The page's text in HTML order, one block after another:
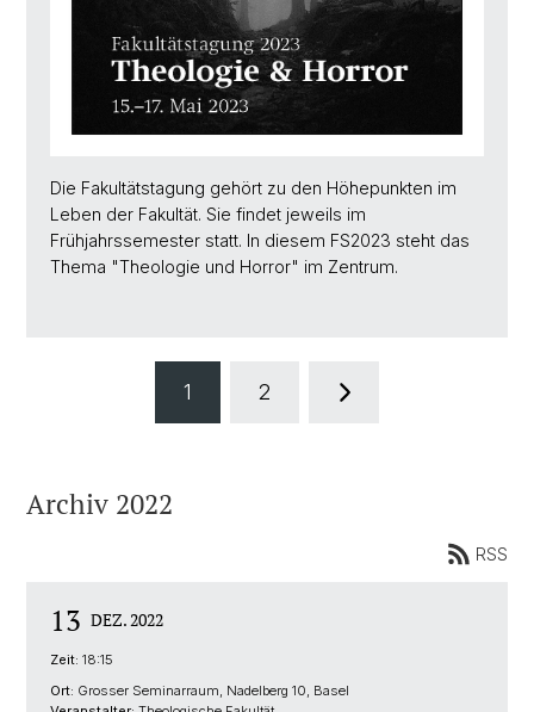
Die Fakultätstagung gehört zu den Höhepunkten im
Leben der Fakultät. Sie findet jeweils im
Frühjahrssemester statt. In diesem FS2023 steht das
Thema "Theologie und Horror" im Zentrum.
1 2
Archiv 2022
RSS
13 DEZ. 2022
Zeit: 18:15
Ort: Grosser Seminarraum, Nadelberg 10, Basel